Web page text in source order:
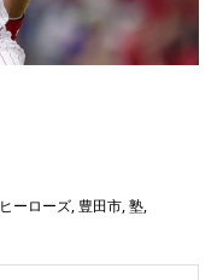
ヒーローズ, 豊田市,塾,